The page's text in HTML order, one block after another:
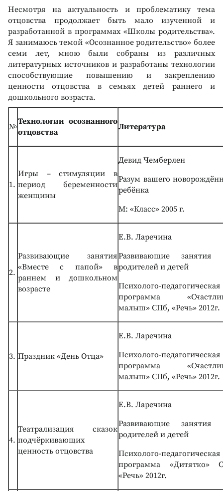
Несмотря на актуальность и проблематику тема
отцовства продолжает быть мало изученной и
разработанной в программах «Школы родительства».
Я занимаюсь темой «Осознанное родительство» более
семи лет, мною были собраны из различных
литературных источников и разработаны технологии
способствующие повышению и закреплению
ценности отцовства в семьях детей раннего и
дошкольного возраста.
№
Технологии осознанного
отцовства
Литература
1.
Игры – стимуляции в
период беременности
женщины
Девид Чемберлен
Разум вашего
ребёнка
М: «Класс» 2005 г.
2.
Развивающие занятия
«Вместе с папой» в
раннем и дошкольном
возрасте
Е.В. Ларечина
Развивающие занятия
родителей и детей
Психолого-педагогическая
программа
малыш» СПб, «Речь» 2012г.
3. Праздник «День Отца»
Е.В. Ларечина
Психолого-педагогическая
программа
малыш» СПб, «Речь» 2012г.
4.
Театрализация сказок
подчёркивающих
ценность отцовства
Е.В. Ларечина
Развивающие занятия
родителей и детей
Психолого-педагогическая
программа «Дитятко»
«Речь» 2012г.